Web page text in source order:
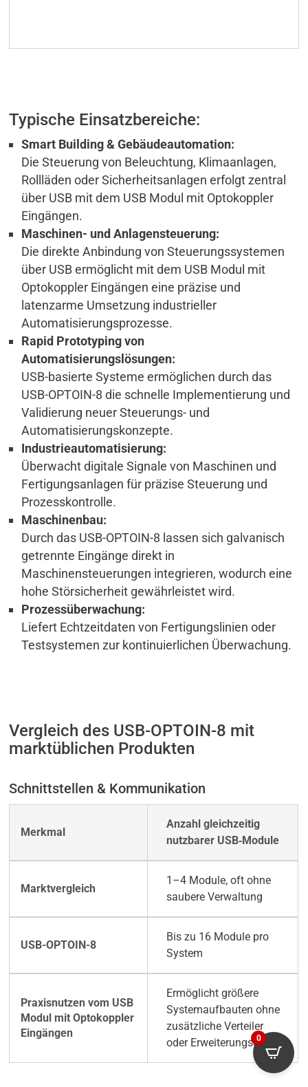
Typische Einsatzbereiche:
Smart Building & Gebäudeautomation:
Die Steuerung von Beleuchtung, Klimaanlagen,
Rollläden oder Sicherheitsanlagen erfolgt zentral
über USB mit dem USB Modul mit Optokoppler
Eingängen.
Maschinen- und Anlagensteuerung:
Die direkte Anbindung von Steuerungssystemen
über USB ermöglicht mit dem USB Modul mit
Optokoppler Eingängen eine präzise und
latenzarme Umsetzung industrieller
Automatisierungsprozesse.
Rapid Prototyping von
Automatisierungslösungen:
USB-basierte Systeme ermöglichen durch das
USB-OPTOIN-8 die schnelle Implementierung und
Validierung neuer Steuerungs- und
Automatisierungskonzepte.
Industrieautomatisierung:
Überwacht digitale Signale von Maschinen und
Fertigungsanlagen für präzise Steuerung und
Prozesskontrolle.
Maschinenbau:
Durch das USB-OPTOIN-8 lassen sich galvanisch
getrennte Eingänge direkt in
Maschinensteuerungen integrieren, wodurch eine
hohe Störsicherheit gewährleistet wird.
Prozessüberwachung:
Liefert Echtzeitdaten von Fertigungslinien oder
Testsystemen zur kontinuierlichen Überwachung.
Vergleich des USB-OPTOIN-8 mit
marktüblichen Produkten
Schnittstellen & Kommunikation
Anzahl gleichzeitig
nutzbarer USB‑Module
1–4 Module, oft ohne
saubere Verwaltung
Bis zu 16 Module pro
System
Ermöglicht größere
Systemaufbauten ohne
zusätzliche Verteiler
oder Erweiterungsgeräte.
0